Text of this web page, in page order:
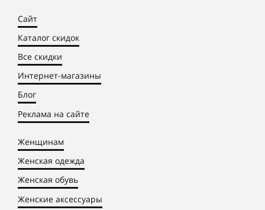
Сайт
Каталог скидок
Все скидки
Интернет-магазины
Блог
Реклама на сайте
Женщинам
Женская одежда
Женская обувь
Женские аксессуары